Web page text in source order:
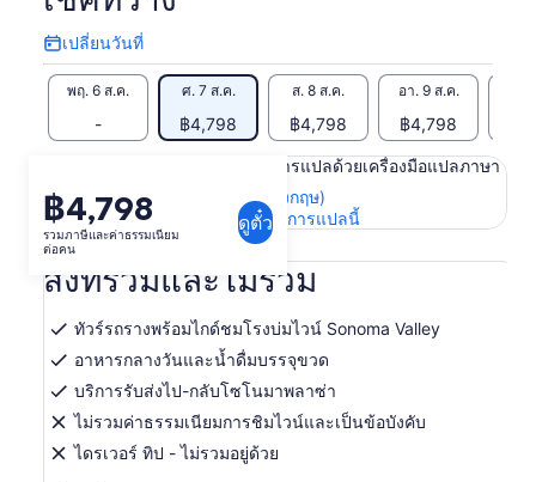
เปลี่ยนวันที่
เปลี่ยน
วัน
พฤ. 6 ส.ค.
-
ศ. 7 ส.ค.
฿4,798
ส. 8 ส.ค.
฿4,798
อา. 9 ส.ค.
฿4,798
ราคา
อยู่
฿4,798
฿4,798
รวมภาษีและค่าธรรมเนียม
ต่อคน
ดูตั๋ว
เนื้อหาในหน้านี้อาจได้รับการแปลด้วยเครื่องมือแปลภาษา
ดูข้อความต้นฉบับ (ภาษาอังกฤษ)
ให้คะแนนและความคิดเห็นการแปลนี้
แท็บ
สิ่งที่รวมและไม่รวม
ทัวร์รถรางพร้อมไกด์ชมโรงบ่มไวน์ Sonoma Valley
อาหารกลางวันและน้ำดื่มบรรจุขวด
บริการรับส่งไป-กลับโซโนมาพลาซ่า
ไม่รวมค่าธรรมเนียมการชิมไวน์และเป็นข้อบังคับ
ไดรเวอร์ ทิป - ไม่รวมอยู่ด้วย